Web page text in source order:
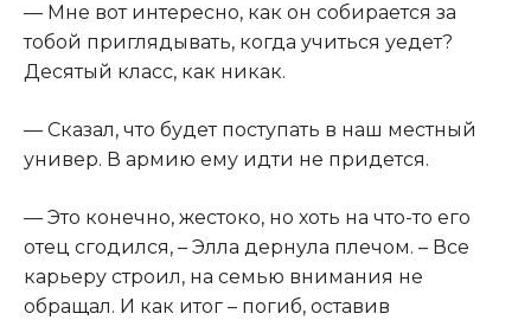
— Мне вот интересно, как он собирается за
тобой приглядывать, когда учиться уедет?
Десятый класс, как никак.
— Сказал, что будет поступать в наш местный
универ. В армию ему идти не придется.
— Это конечно, жестоко, но хоть на что-то его
отец сгодился, – Элла дернула плечом. – Все
карьеру строил, на семью внимания не
обращал. И как итог – погиб, оставив